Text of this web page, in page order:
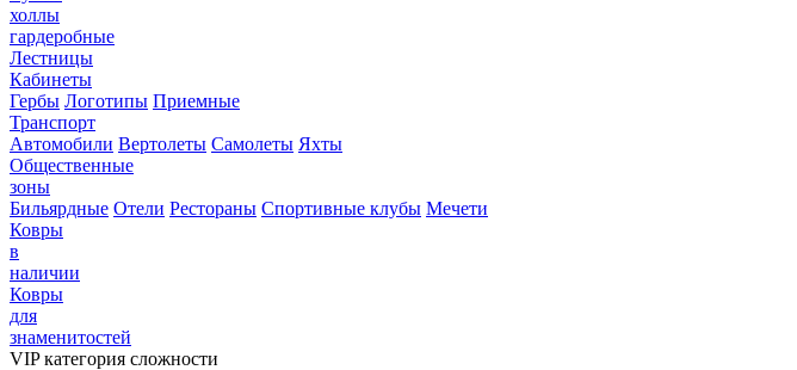
холлы
гардеробные
Лестницы
Кабинеты
Гербы Логотипы Приемные
Транспорт
Автомобили Вертолеты Самолеты Яхты
Общественные
зоны
Бильярдные Отели Рестораны Спортивные клубы Мечети
Ковры
в
наличии
Ковры
для
знаменитостей
VIP категория сложности